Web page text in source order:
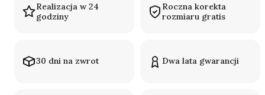
Realizacja w 24
godziny
Roczna korekta
rozmiaru gratis
30 dni na zwrot Dwa lata gwarancji